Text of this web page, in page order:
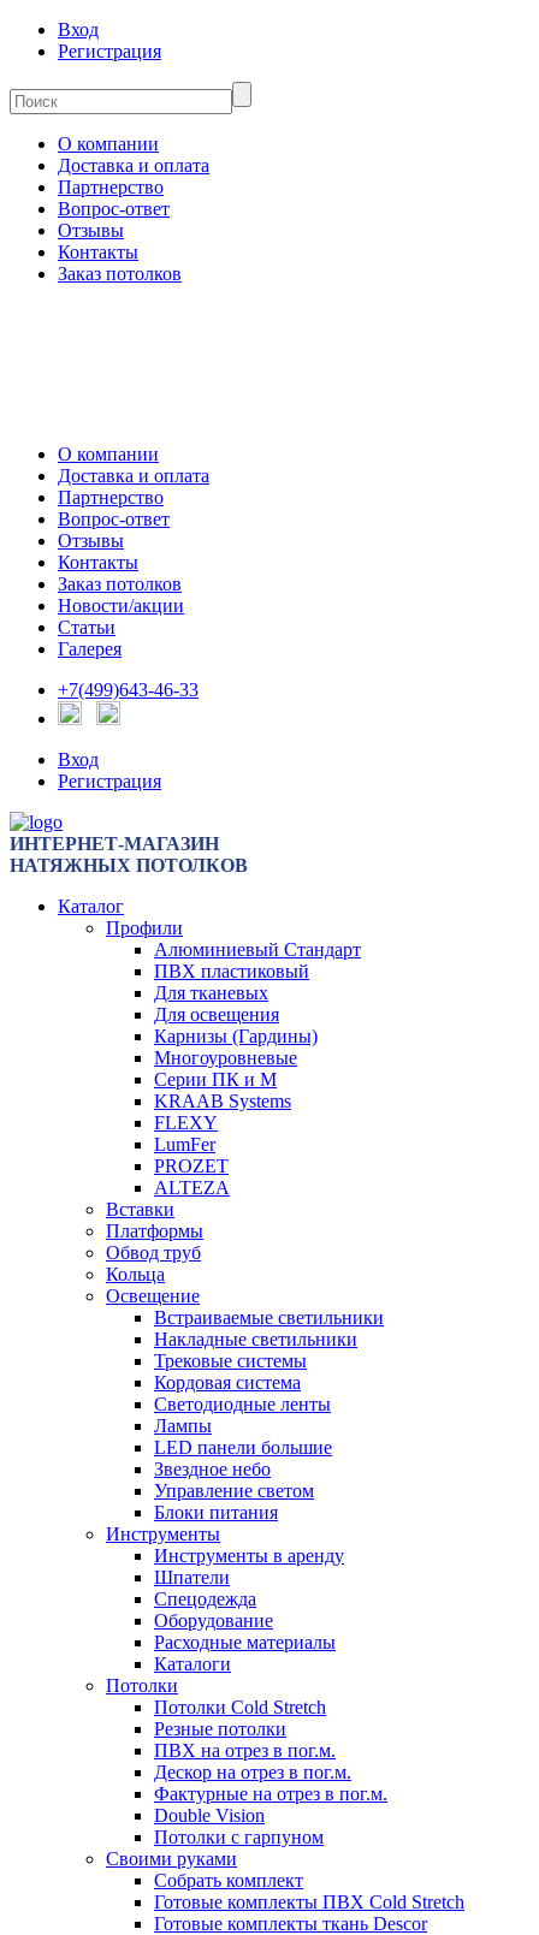
Вход
Регистрация
О компании
Доставка и оплата
Партнерство
Вопрос-ответ
Отзывы
Контакты
Заказ потолков
О компании
Доставка и оплата
Партнерство
Вопрос-ответ
Отзывы
Контакты
Заказ потолков
Новости/акции
Статьи
Галерея
+7(499)643-46-33
Вход
Регистрация
ИНТЕРНЕТ-МАГАЗИН
НАТЯЖНЫХ ПОТОЛКОВ
Каталог
Профили
Алюминиевый Стандарт
ПВХ пластиковый
Для тканевых
Для освещения
Карнизы (Гардины)
Многоуровневые
Серии ПК и М
KRAAB Systems
FLEXY
LumFer
PROZET
ALTEZA
Вставки
Платформы
Обвод труб
Кольца
Освещение
Встраиваемые светильники
Накладные светильники
Трековые системы
Кордовая система
Светодиодные ленты
Лампы
LED панели большие
Звездное небо
Управление светом
Блоки питания
Инструменты
Инструменты в аренду
Шпатели
Спецодежда
Оборудование
Расходные материалы
Каталоги
Потолки
Потолки Cold Stretch
Резные потолки
ПВХ на отрез в пог.м.
Дескор на отрез в пог.м.
Фактурные на отрез в пог.м.
Double Vision
Потолки с гарпуном
Своими руками
Собрать комплект
Готовые комплекты ПВХ Cold Stretch
Готовые комплекты ткань Descor